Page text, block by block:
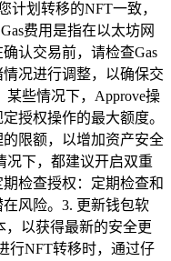
计划转移的NFT一致，
费用是指在以太坊网
认交易前，请检查Gas
况进行调整，以确保交
某些情况下，Approve操
授权操作的最大额度。
限额，以增加资产安全
况下，都建议开启双重
检查授权：定期检查和
风险。3. 更新钱包软
以获得最新的安全更
行NFT转移时，通过仔